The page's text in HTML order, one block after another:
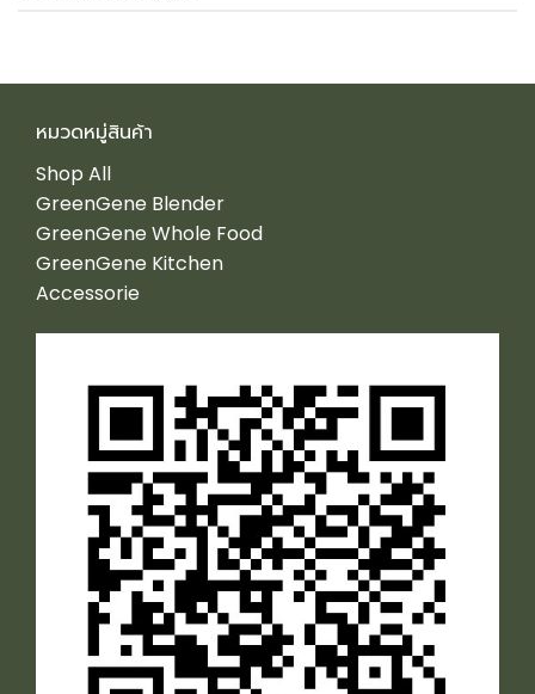
หมวดหมู่สินค้า
Shop All
GreenGene Blender
GreenGene Whole Food
GreenGene Kitchen
Accessorie